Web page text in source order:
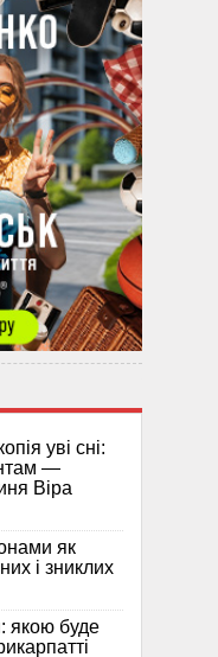
уві сні:
—
Віра
як
і зниклих
якою буде